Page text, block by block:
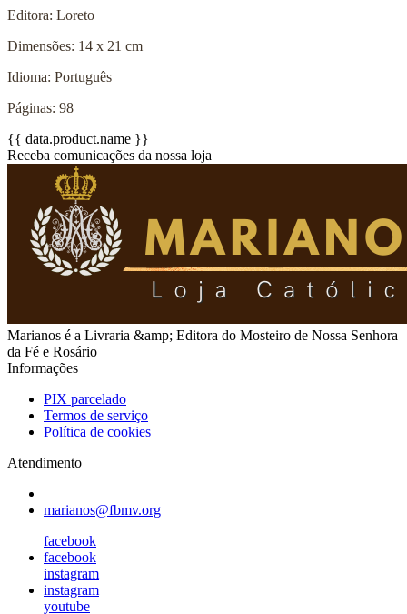
Editora: Loreto
Dimensões: 14 x 21 cm
Idioma: Português
Páginas: 98
{{ data.product.name }}
Receba comunicações da nossa loja
Marianos é a Livraria &amp; Editora do Mosteiro de Nossa Senhora
da Fé e Rosário
Informações
PIX parcelado
Termos de serviço
Política de cookies
Atendimento
marianos@fbmv.org
facebook
facebook
instagram
instagram
youtube